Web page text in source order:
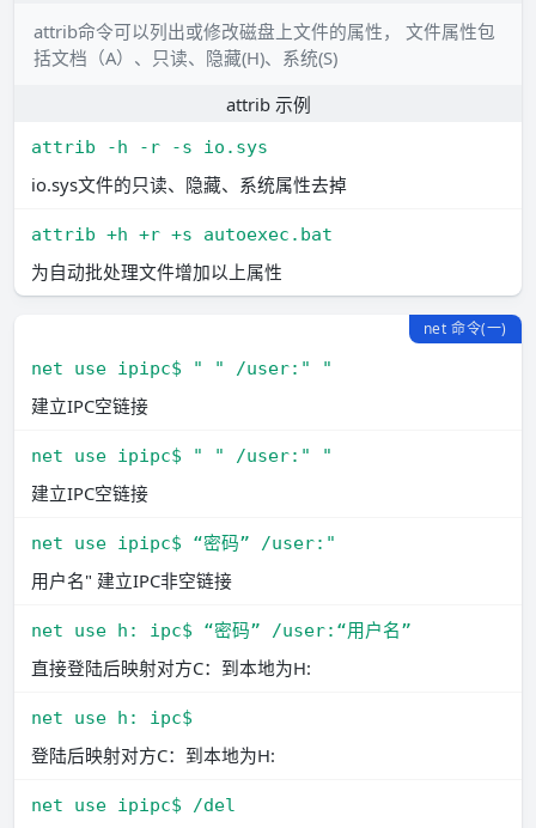
attrib命令可以列出或修改磁盘上文件的属性， 文件属性包
括文档（A）、只读、隐藏(H)、系统(S)
attrib 示例
attrib -h -r -s io.sys
io.sys文件的只读、隐藏、系统属性去掉
attrib +h +r +s autoexec.bat
为自动批处理文件增加以上属性
net 命令(一)
net use ipipc$ " " /user:" "
建立IPC空链接
net use ipipc$ " " /user:" "
建立IPC空链接
net use ipipc$ “密码” /user:"
用户名" 建立IPC非空链接
net use h: ipc$ “密码” /user:“用户名”
直接登陆后映射对方C：到本地为H:
net use h: ipc$
登陆后映射对方C：到本地为H:
net use ipipc$ /del